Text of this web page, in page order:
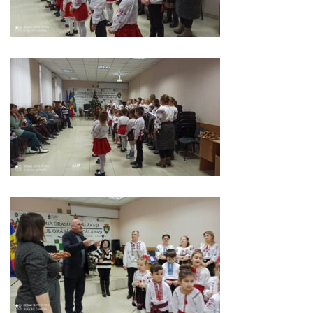
Serviciul
Juridic
Serviciul
în
Reglementarea
Regimului
Funciar
Serviciul
Relaţii
cu
Publicul